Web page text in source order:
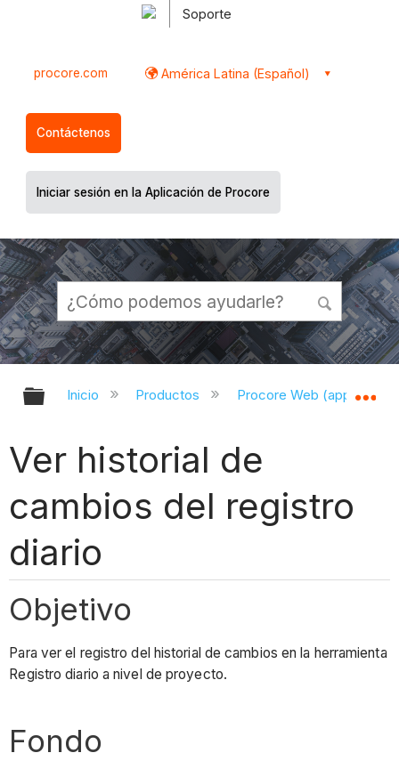
Soporte
procore.com América Latina (Español)
Contáctenos
Iniciar sesión en la Aplicación de Procore
Expandir/contraer jerarquía global
Inicio Productos Procore Web
Ver historial de
cambios del registro
diario
Objetivo
Para ver el registro del historial de cambios en la herramienta
Registro diario a nivel de proyecto.
Fondo